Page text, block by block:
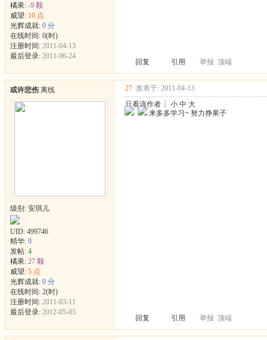
橘果: -9 颗
威望: 10 点
光辉成就: 0 分
在线时间: 0(时)
注册时间: 2011-04-13
最后登录: 2011-06-24
回复 引用 举报 顶端
或许悲伤 离线
级别: 安琪儿
UID: 499746
精华: 0
发帖: 4
橘果: 27 颗
威望: 5 点
光辉成就: 0 分
在线时间: 2(时)
注册时间: 2011-03-11
最后登录: 2012-05-05
27 发表于: 2011-04-13
只看该作者 ┊ 小 中 大
来多多学习~ 努力挣果子
回复 引用 举报 顶端